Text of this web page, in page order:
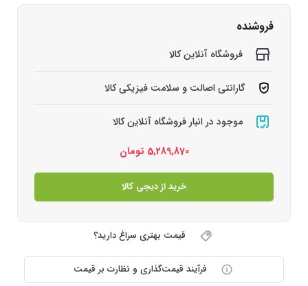
فروشنده
فروشگاه آنلاین کالا
گارانتی اصالت و سلامت فیزیکی کالا
موجود در انبار فروشگاه آنلاین کالا
5,289,870 تومان
خرید از دیجی کالا
قیمت بهتری سراغ دارید؟
فرآیند قیمت‌گذاری و نظارت بر قیمت